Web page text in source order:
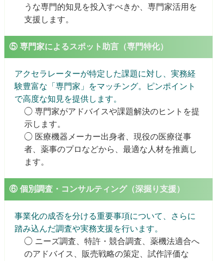
うな専門的知見を投入すべきか、専門家活用を
支援します。
⑤ 専門家によるスポット助言（専門特化）
アクセラレーターが特定した課題に対し、実務経
験豊富な「専門家」をマッチング。ピンポイント
で高度な知見を提供します。
◯ 専門家がアドバイスや課題解決のヒントを提
示します。
◯ 医療機器メーカー出身者、現役の医療従事
者、薬事のプロなどから、最適な人材を推薦し
ます。
⑥ 個別調査・コンサルティング（深掘り支援）
事業化の成否を分ける重要事項について、さらに
踏み込んだ調査や実務支援を行います。
◯ ニーズ調査、特許・競合調査、薬機法適合へ
のアドバイス、販売戦略の策定、試作評価な